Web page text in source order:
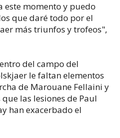
momento y puedo
que daré todo por el
más triunfos y trofeos",
del campo del
le faltan elementos
de Marouane Fellaini y
las lesiones de Paul
han exacerbado el